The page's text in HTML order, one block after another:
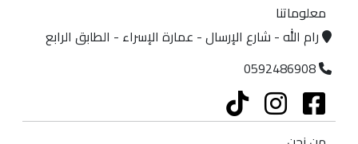
معلوماتنا
رام الله - شارع الإرسال - عمارة الإسراء - الطابق الرابع
0592486908